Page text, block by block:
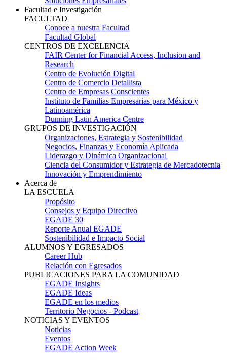
Facultad e Investigación
FACULTAD
Conoce a nuestra Facultad
Facultad Global
CENTROS DE EXCELENCIA
FAIR Center for Financial Access, Inclusion and
Research
Centro de Evolución Digital
Centro de Comercio Detallista
Centro de Empresas Conscientes
Instituto de Familias Empresarias para México y
Latinoamérica
Dunning Latin America Centre
GRUPOS DE INVESTIGACIÓN
Organizaciones, Estrategia y Sostenibilidad
Negocios, Finanzas y Economía Aplicada
Liderazgo y Dinámica Organizacional
Ciencia del Consumidor y Estrategia de Mercadotecnia
Innovación y Emprendimiento
Acerca de
LA ESCUELA
Propósito
Consejos y Equipo Directivo
EGADE 30
Reporte Anual EGADE
Sostenibilidad e Impacto Social
ALUMNOS Y EGRESADOS
Career Hub
Relación con Egresados
PUBLICACIONES PARA LA COMUNIDAD
EGADE Insights
EGADE Ideas
EGADE en los medios
Territorio Negocios - Podcast
NOTICIAS Y EVENTOS
Noticias
Eventos
EGADE Action Week